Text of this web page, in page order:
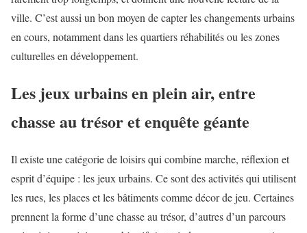
ville. C’est aussi un bon moyen de capter les changements urbains
en cours, notamment dans les quartiers réhabilités ou les zones
culturelles en développement.
Les jeux urbains en plein air, entre
chasse au trésor et enquête géante
Il existe une catégorie de loisirs qui combine marche, réflexion et
esprit d’équipe : les jeux urbains. Ce sont des activités qui utilisent
les rues, les places et les bâtiments comme décor de jeu. Certaines
prennent la forme d’une chasse au trésor, d’autres d’un parcours